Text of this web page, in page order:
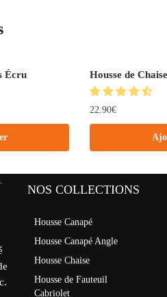
Écru Housse de
22.90€
NOS COLLECTIONS
Housse Canapé
Housse Canapé Angle
Housse Chaise
Housse de Fauteuil
Cabriolet